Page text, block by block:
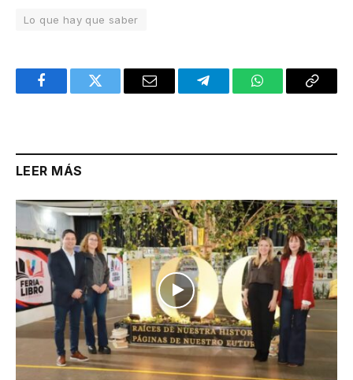
Lo que hay que saber
FacebookTwitter Email TelegramWhatsAppCopy
LEER MÁS